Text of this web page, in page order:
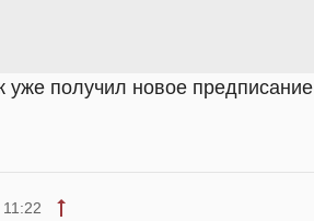
уже получил новое предписание